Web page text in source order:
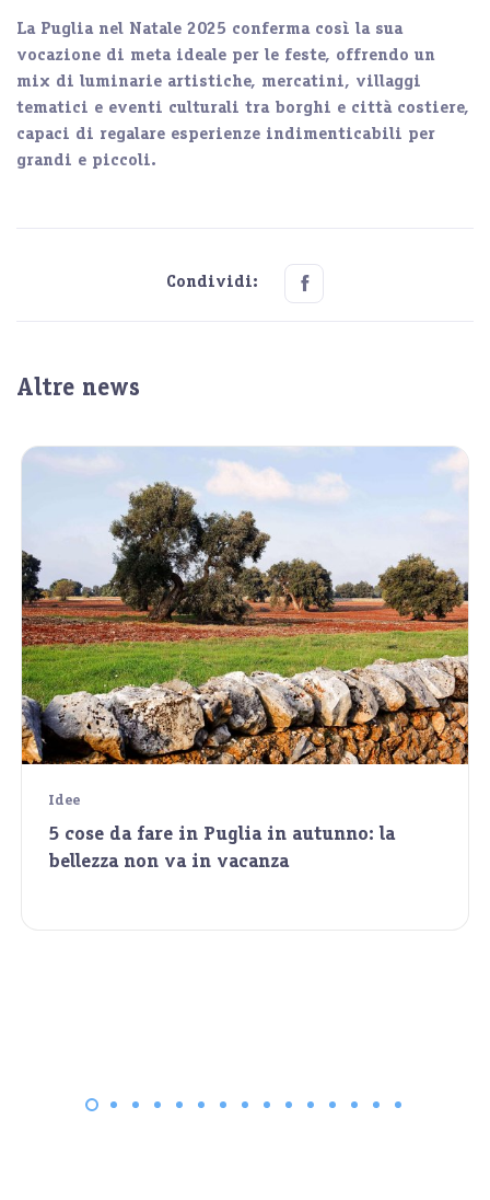
La Puglia nel Natale 2025 conferma così la sua
vocazione di meta ideale per le feste, offrendo un
mix di luminarie artistiche, mercatini, villaggi
tematici e eventi culturali tra borghi e città costiere,
capaci di regalare esperienze indimenticabili per
grandi e piccoli.
Condividi:
Altre news
Idee
5 cose da fare in Puglia in autunno: la
bellezza non va in vacanza